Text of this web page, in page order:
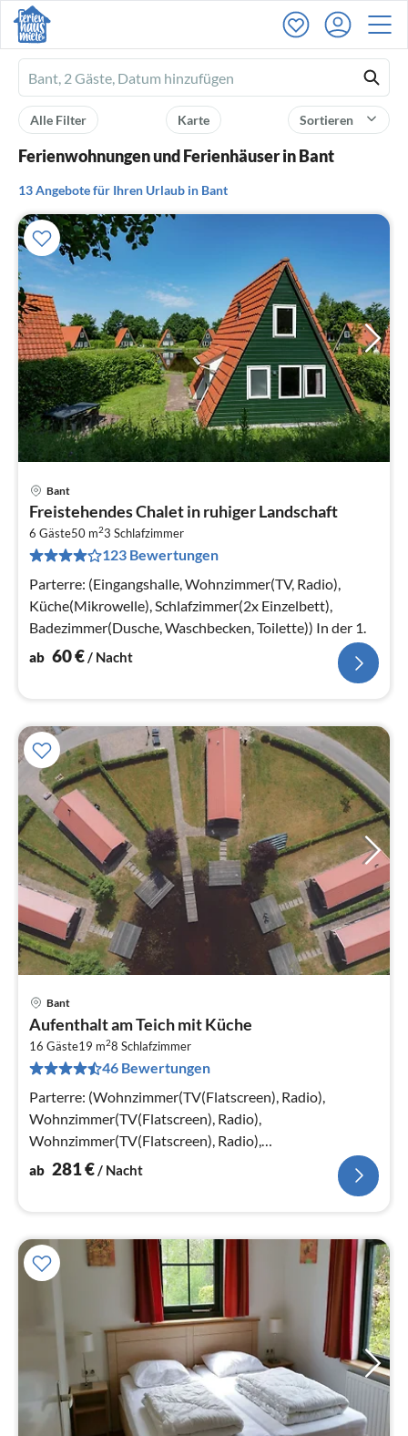
Ferienhausmiete
logo
Sortieren
Karte
Alle Filter
Ferienwohnungen und Ferienhäuser in Bant
13 Angebote für Ihren Urlaub in Bant
Bant
Freistehendes Chalet in ruhiger Landschaft
6 Gäste50 m23 Schlafzimmer
123 Bewertungen
Parterre: (Eingangshalle, Wohnzimmer(TV, Radio),
Küche(Mikrowelle), Schlafzimmer(2x Einzelbett),
Badezimmer(Dusche, Waschbecken, Toilette)) In der 1.
ab 60€/ Nacht
Bant
Aufenthalt am Teich mit Küche
16 Gäste19 m28 Schlafzimmer
46 Bewertungen
Parterre: (Wohnzimmer(TV(Flatscreen), Radio),
Wohnzimmer(TV(Flatscreen), Radio),
Wohnzimmer(TV(Flatscreen), Radio),
Wohnzimmer(TV(Flatscreen), Radio)
ab 281€/ Nacht